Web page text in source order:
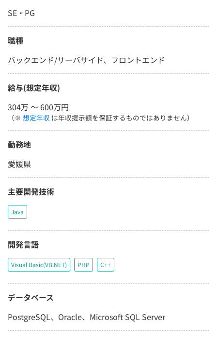
SE・PG
職種
バックエンド/サーバサイド、フロントエンド
給与(想定年収)
304万 〜 600万円
（※ 想定年収 は年収提示額を保証するものではありません）
勤務地
愛媛県
主要開発技術
Java
開発言語
Visual Basic(VB.NET) PHP C++
データベース
PostgreSQL、Oracle、Microsoft SQL Server